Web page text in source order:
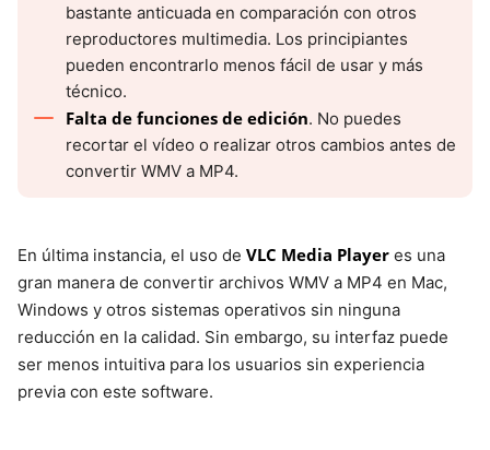
bastante anticuada en comparación con otros
reproductores multimedia. Los principiantes
pueden encontrarlo menos fácil de usar y más
técnico.
Falta de funciones de edición. No puedes
recortar el vídeo o realizar otros cambios antes de
convertir WMV a MP4.
En última instancia, el uso de VLC Media Player es una
gran manera de convertir archivos WMV a MP4 en Mac,
Windows y otros sistemas operativos sin ninguna
reducción en la calidad. Sin embargo, su interfaz puede
ser menos intuitiva para los usuarios sin experiencia
previa con este software.